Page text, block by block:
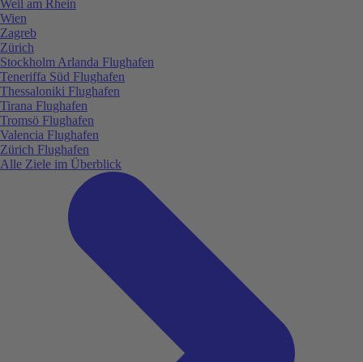
Weil am Rhein
Wien
Zagreb
Zürich
Stockholm Arlanda Flughafen
Teneriffa Süd Flughafen
Thessaloniki Flughafen
Tirana Flughafen
Tromsö Flughafen
Valencia Flughafen
Zürich Flughafen
Alle Ziele im Überblick